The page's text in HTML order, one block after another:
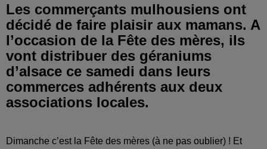
Les commerçants mulhousiens ont
décidé de faire plaisir aux mamans. A
l’occasion de la Fête des mères, ils
vont distribuer des géraniums
d’alsace ce samedi dans leurs
commerces adhérents aux deux
associations locales.
Dimanche c’est la Fête des mères (à ne pas oublier) ! Et